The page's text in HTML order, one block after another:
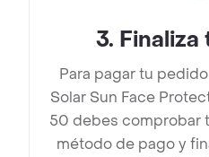
3. Finaliza
Para pagar tu
Solar Sun Face
50 debes comprobar
método de pago y